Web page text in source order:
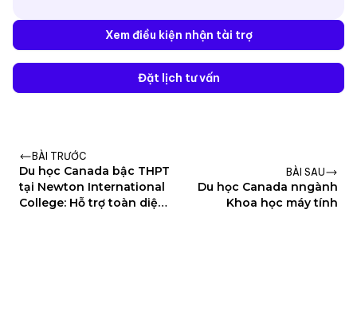
Xem điều kiện nhận tài trợ
Đặt lịch tư vấn
BÀI TRƯỚC
Du học Canada bậc THPT
tại Newton International
College: Hỗ trợ toàn diện
BÀI SAU
Du học Canada nngành
Khoa học máy tính